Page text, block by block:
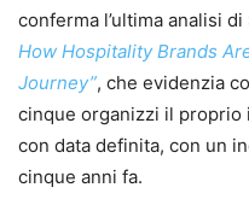
conferma l’ultima analisi di
How Hospitality Brands
Journey”, che evidenzia
cinque organizzi il proprio
con data definita, con un
cinque anni fa.